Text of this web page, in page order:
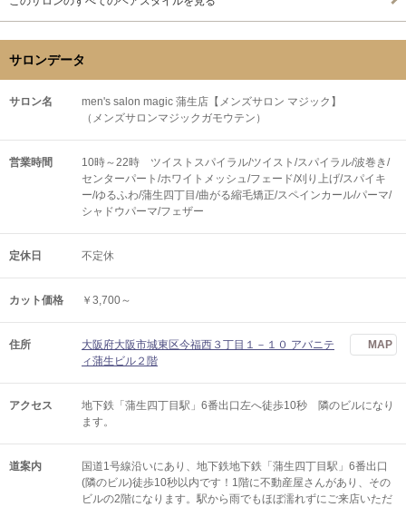
サロンデータ
サロン名
men's salon magic 蒲生店【メンズサロン マジック】
（メンズサロンマジックガモウテン）
営業時間
10時～22時 ツイストスパイラル/ツイスト/スパイラル/波巻き/
センターパート/ホワイトメッシュ/フェード/刈り上げ/スパイキ
ー/ゆるふわ/蒲生四丁目/曲がる縮毛矯正/スペインカール/パーマ/
シャドウパーマ/フェザー
定休日 不定休
カット価格 ￥3,700～
住所
大阪府大阪市城東区今福西３丁目１－１０ アバニテ
ィ蒲生ビル２階
MAP
アクセス
地下鉄「蒲生四丁目駅」6番出口左へ徒歩10秒 隣のビルになり
ます。
道案内
国道1号線沿いにあり、地下鉄地下鉄「蒲生四丁目駅」6番出口
(隣のビル)徒歩10秒以内です！1階に不動産屋さんがあり、その
ビルの2階になります。駅から雨でもほぼ濡れずにご来店いただ